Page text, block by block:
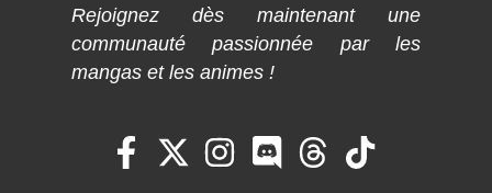
Rejoignez dès maintenant une
communauté passionnée par les
mangas et les animes !